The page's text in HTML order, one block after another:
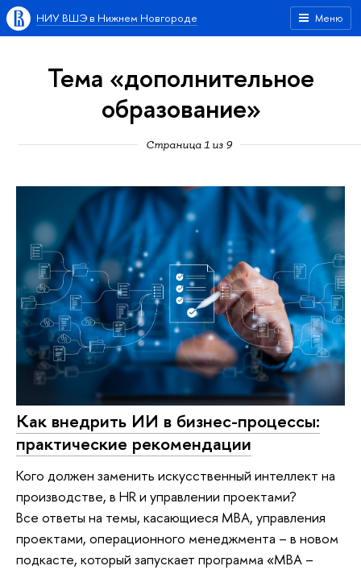
Меню
НИУ ВШЭ в Нижнем Новгороде
Тема «дополнительное
образование»
Страница 1 из 9
Как внедрить ИИ в бизнес-процессы:
практические рекомендации
Кого должен заменить искусственный интеллект на
производстве, в HR и управлении проектами?
Все ответы на темы, касающиеся MBA, управления
проектами, операционного менеджмента – в новом
подкасте, который запускает программа «МВА –